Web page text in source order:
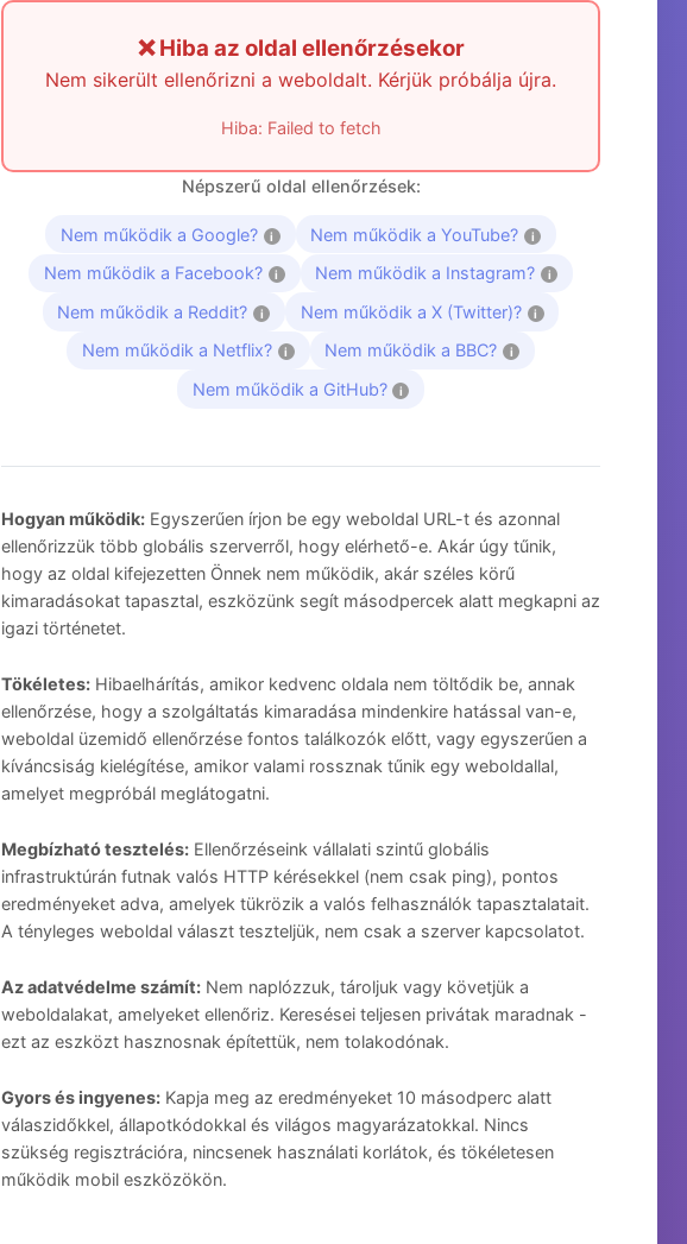
❌ Hiba az oldal ellenőrzésekor
Nem sikerült ellenőrizni a weboldalt. Kérjük próbálja újra.
Hiba: Failed to fetch
Népszerű oldal ellenőrzések:
Nem működik a Google? i Nem működik a YouTube? i
Nem működik a Facebook? i Nem működik a Instagram? i
Nem működik a Reddit? i Nem működik a X (Twitter)? i
Nem működik a Netflix? i Nem működik a BBC? i
Nem működik a GitHub? i
Hogyan működik: Egyszerűen írjon be egy weboldal URL-t és azonnal
ellenőrizzük több globális szerverről, hogy elérhető-e. Akár úgy tűnik,
hogy az oldal kifejezetten Önnek nem működik, akár széles körű
kimaradásokat tapasztal, eszközünk segít másodpercek alatt megkapni az
igazi történetet.
Tökéletes: Hibaelhárítás, amikor kedvenc oldala nem töltődik be, annak
ellenőrzése, hogy a szolgáltatás kimaradása mindenkire hatással van-e,
weboldal üzemidő ellenőrzése fontos találkozók előtt, vagy egyszerűen a
kíváncsiság kielégítése, amikor valami rossznak tűnik egy weboldallal,
amelyet megpróbál meglátogatni.
Megbízható tesztelés: Ellenőrzéseink vállalati szintű globális
infrastruktúrán futnak valós HTTP kérésekkel (nem csak ping), pontos
eredményeket adva, amelyek tükrözik a valós felhasználók tapasztalatait.
A tényleges weboldal választ teszteljük, nem csak a szerver kapcsolatot.
Az adatvédelme számít: Nem naplózzuk, tároljuk vagy követjük a
weboldalakat, amelyeket ellenőriz. Keresései teljesen privátak maradnak -
ezt az eszközt hasznosnak építettük, nem tolakodónak.
Gyors és ingyenes: Kapja meg az eredményeket 10 másodperc alatt
válaszidőkkel, állapotkódokkal és világos magyarázatokkal. Nincs
szükség regisztrációra, nincsenek használati korlátok, és tökéletesen
működik mobil eszközökön.